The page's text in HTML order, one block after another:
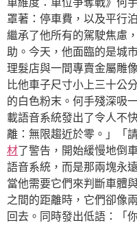
罩著：停車費，以及平行
繼承了他所有的駕駛焦慮
助。今天，他面臨的是城
理髮店與一間專賣金屬雕
比他車子尺寸小上三十公
的白色粉末。何手殘深吸
載語音系統發出了令人不
離：無限趨近於零。」「
材了警告，開始緩慢地倒
語音系統，而是那兩塊永
當他需要它們來判斷車體
之間的距離時，它們卻像
回去。同時發出低語：「